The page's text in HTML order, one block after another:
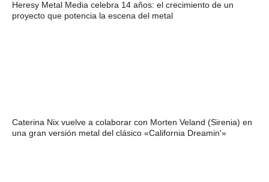
Heresy Metal Media celebra 14 años: el crecimiento de un
proyecto que potencia la escena del metal
Caterina Nix vuelve a colaborar con Morten Veland (Sirenia) en
una gran versión metal del clásico «California Dreamin'»